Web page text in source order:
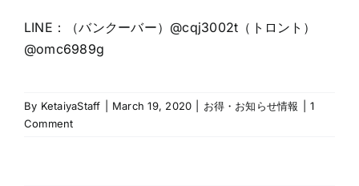
LINE：（バンクーバー）@cqj3002t（トロント）
@omc6989g
By KetaiyaStaff March 19, 2020 お得・お知らせ情報
1
Comment